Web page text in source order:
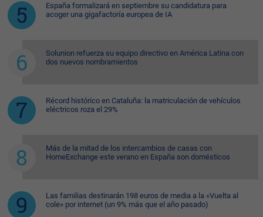
España formalizará en septiembre su candidatura para
acoger una gigafactoría europea de IA
Solunion refuerza su equipo directivo en América Latina con
dos nuevos nombramientos
Récord histórico en Cataluña: la matriculación de vehículos
eléctricos roza el 29%
Más de la mitad de los intercambios de casas con
HomeExchange este verano en España son domésticos
Las familias destinarán 198 euros de media a la «Vuelta al
cole» por internet (un 9% más que el año pasado)